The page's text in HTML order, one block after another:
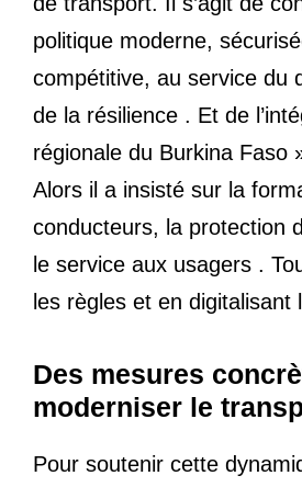
politique moderne,
compétitive, au service du
de la résilience . Et de
régionale du Burkina Faso
Alors il a insisté sur la
conducteurs, la protection
le service aux usagers .
les règles et en digitalisant
Des mesures
moderniser le
Pour soutenir cette